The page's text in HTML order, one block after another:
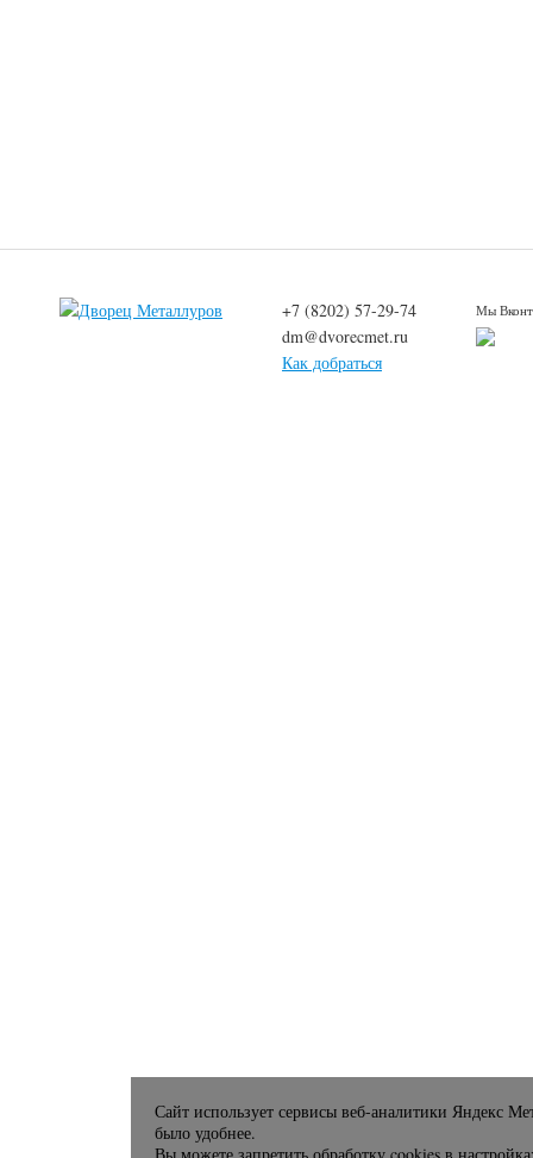
+7 (8202) 57-29-74
dm@dvorecmet.ru
Как добраться
Мы
Сайт использует сервисы веб-аналитики Яндекс
было удобнее.